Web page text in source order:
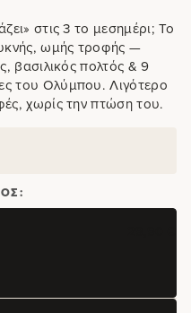
στις 3 το μεσημέρι; Το
ωμής τροφής —
βασιλικός πολτός & 9
του Ολύμπου. Λιγότερο
χωρίς την πτώση του.